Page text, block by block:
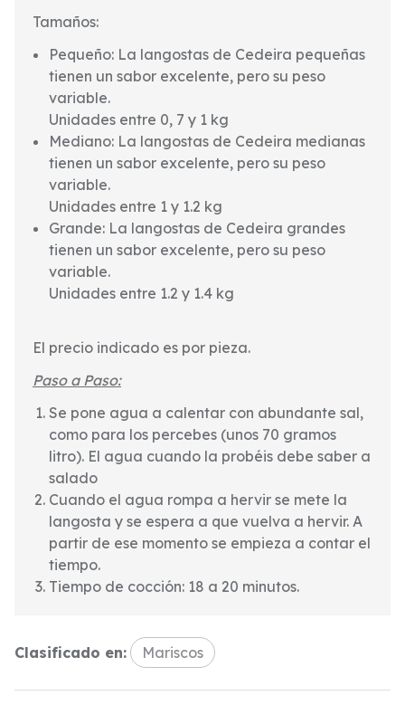
Tamaños:
Pequeño: La langostas de Cedeira pequeñas
tienen un sabor excelente, pero su peso
variable.
Unidades entre 0, 7 y 1 kg
Mediano: La langostas de Cedeira medianas
tienen un sabor excelente, pero su peso
variable.
Unidades entre 1 y 1.2 kg
Grande: La langostas de Cedeira grandes
tienen un sabor excelente, pero su peso
variable.
Unidades entre 1.2 y 1.4 kg
El precio indicado es por pieza.
Paso a Paso:
Se pone agua a calentar con abundante sal,
como para los percebes (unos 70 gramos
litro). El agua cuando la probéis debe saber a
salado
Cuando el agua rompa a hervir se mete la
langosta y se espera a que vuelva a hervir. A
partir de ese momento se empieza a contar el
tiempo.
Tiempo de cocción: 18 a 20 minutos.
Clasificado en: Mariscos